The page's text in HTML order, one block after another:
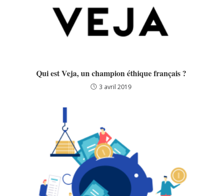
Qui est Veja, un champion éthique français ?
3 avril 2019